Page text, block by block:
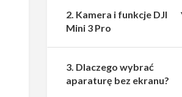
2. Kamera i funkcje DJI
Mini 3 Pro
3. Dlaczego wybrać
aparaturę bez ekranu?